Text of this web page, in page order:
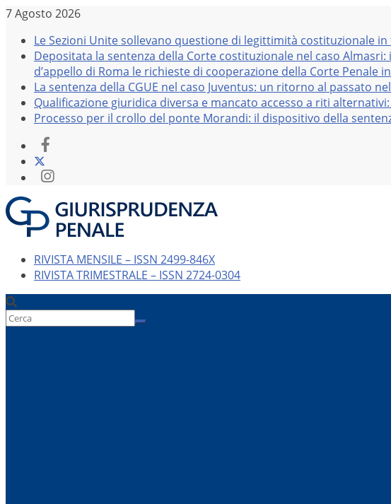
Salta
contenuto
7 Agosto 2026
Le Sezioni Unite sollevano questione di legittimità costituzionale
Depositata la sentenza della Corte costituzionale nel caso
d’appello di Roma le richieste di cooperazione della Corte Penale
La sentenza della CGUE nel caso Juventus: un ritorno al passato
Qualificazione giuridica diversa e mancato accesso a riti
Processo per il crollo del ponte Morandi: il dispositivo della
RIVISTA MENSILE – ISSN 2499-846X
RIVISTA TRIMESTRALE – ISSN 2724-0304